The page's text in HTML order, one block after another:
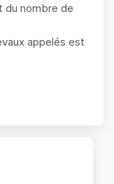
du nombre de
appelés est